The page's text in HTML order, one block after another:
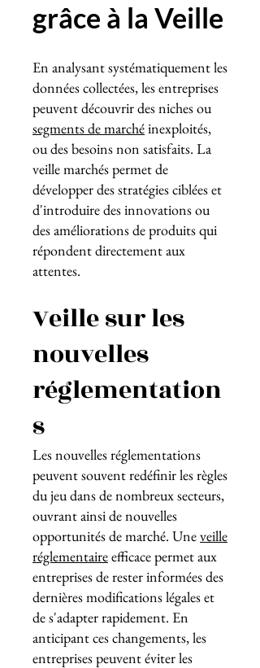
grâce à la Veille
En analysant systématiquement les
données collectées, les entreprises
peuvent découvrir des niches ou
segments de marchéinexploités,
ou des besoins non satisfaits. La
veille marchés permet de
développer des stratégies ciblées et
d'introduire des innovations ou
des améliorations de produits qui
répondent directement aux
attentes.
Veille sur les
nouvelles
réglementation
s
Les nouvelles réglementations
peuvent souvent redéfinir les règles
du jeu dans de nombreux secteurs,
ouvrant ainsi de nouvelles
opportunités de marché. Uneveille
réglementaireefficace permet aux
entreprises de rester informées des
dernières modifications légales et
de s'adapter rapidement. En
anticipant ces changements, les
entreprises peuvent éviter les